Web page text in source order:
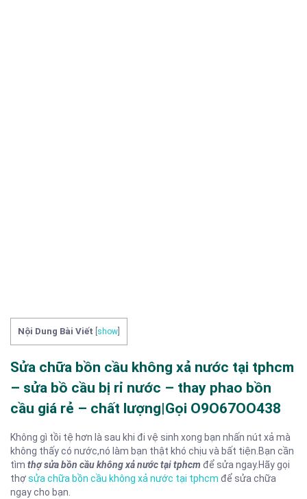
Nội Dung Bài Viết show
Sửa chữa bồn cầu không xả nước tại tphcm
– sửa bồ cầu bị rỉ nước – thay phao bồn
cầu giá rẻ – chất lượng|Gọi O9O67OO438
Không gì tồi tệ hơn là sau khi đi vệ sinh xong bạn nhấn nút xả mà
không thấy có nước,nó làm bạn thật khó chịu và bất tiện.Bạn cần
tìm thợ sửa bồn cầu không xả nước tại tphcm để sửa ngay.Hãy gọi
thợsửa chữa bồn cầu không xả nước tại tphcm để sửa chữa
ngay cho bạn.